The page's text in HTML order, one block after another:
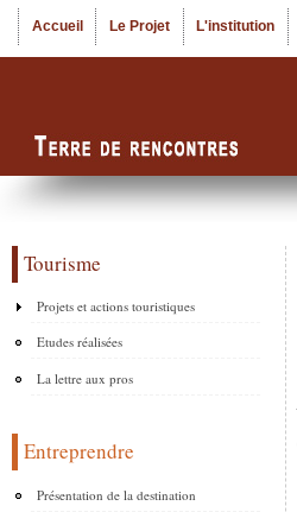
Menu principal
Accueil Le Projet L'institution
Tourisme
Projets et actions touristiques
Etudes réalisées
La lettre aux pros
Entreprendre
Présentation de la destination